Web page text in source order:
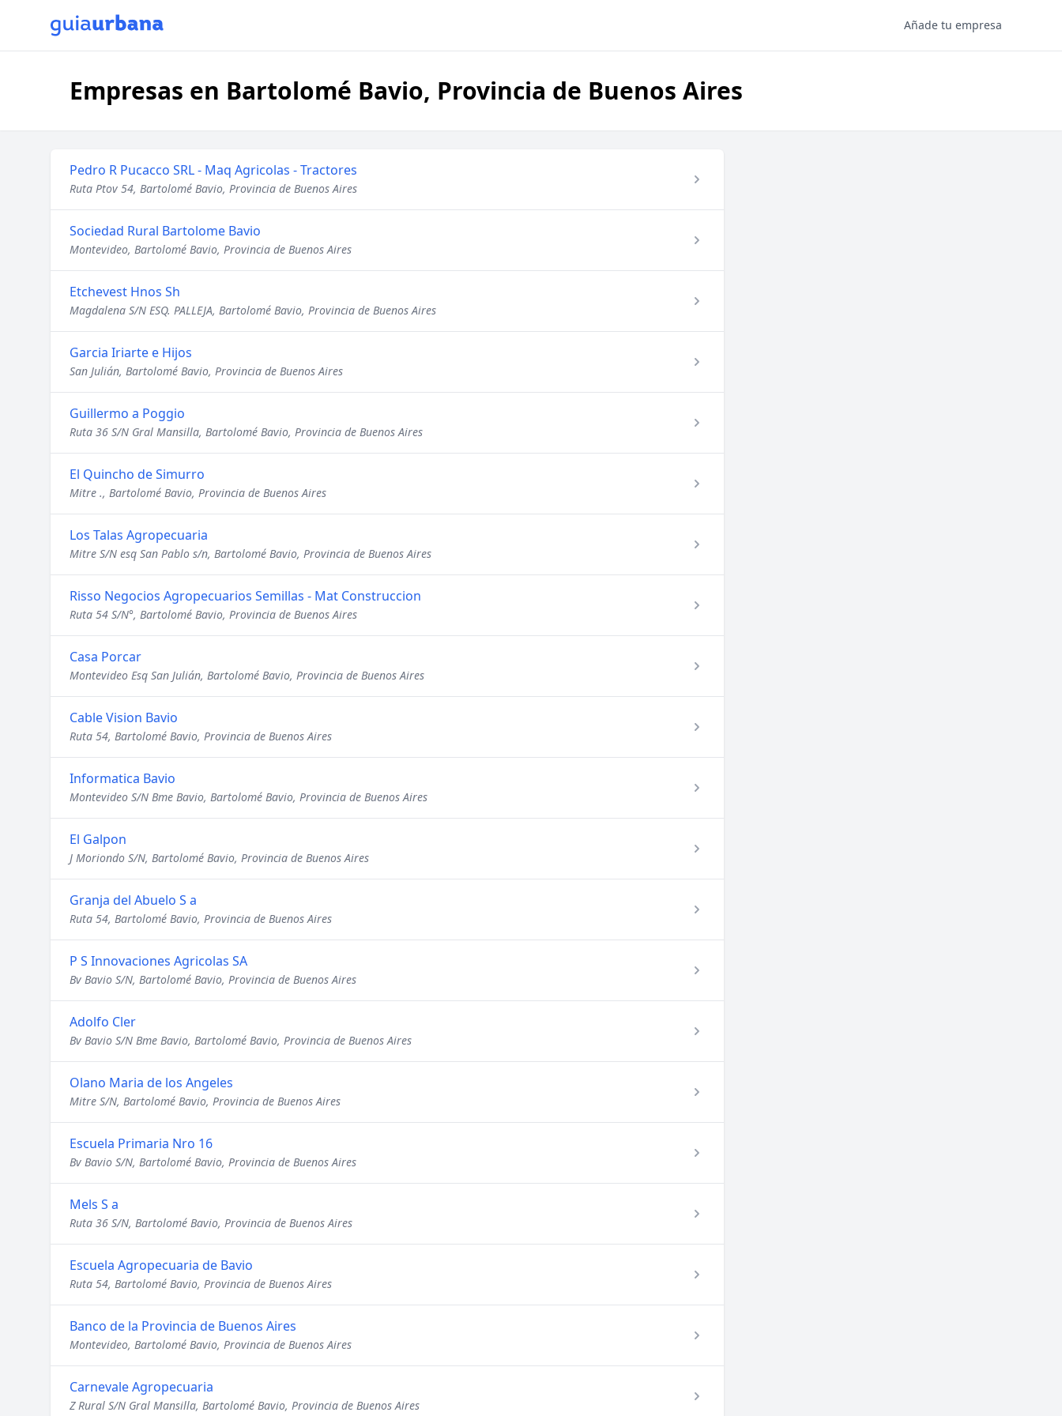
Añade tu empresa
Empresas en Bartolomé Bavio, Provincia de Buenos Aires
Pedro R Pucacco SRL - Maq Agricolas - Tractores
Ruta Ptov 54, Bartolomé Bavio, Provincia de Buenos Aires
Sociedad Rural Bartolome Bavio
Montevideo, Bartolomé Bavio, Provincia de Buenos Aires
Etchevest Hnos Sh
Magdalena S/N ESQ. PALLEJA, Bartolomé Bavio, Provincia de Buenos Aires
Garcia Iriarte e Hijos
San Julián, Bartolomé Bavio, Provincia de Buenos Aires
Guillermo a Poggio
Ruta 36 S/N Gral Mansilla, Bartolomé Bavio, Provincia de Buenos Aires
El Quincho de Simurro
Mitre ., Bartolomé Bavio, Provincia de Buenos Aires
Los Talas Agropecuaria
Mitre S/N esq San Pablo s/n, Bartolomé Bavio, Provincia de Buenos Aires
Risso Negocios Agropecuarios Semillas - Mat Construccion
Ruta 54 S/N°, Bartolomé Bavio, Provincia de Buenos Aires
Casa Porcar
Montevideo Esq San Julián, Bartolomé Bavio, Provincia de Buenos Aires
Cable Vision Bavio
Ruta 54, Bartolomé Bavio, Provincia de Buenos Aires
Informatica Bavio
Montevideo S/N Bme Bavio, Bartolomé Bavio, Provincia de Buenos Aires
El Galpon
J Moriondo S/N, Bartolomé Bavio, Provincia de Buenos Aires
Granja del Abuelo S a
Ruta 54, Bartolomé Bavio, Provincia de Buenos Aires
P S Innovaciones Agricolas SA
Bv Bavio S/N, Bartolomé Bavio, Provincia de Buenos Aires
Adolfo Cler
Bv Bavio S/N Bme Bavio, Bartolomé Bavio, Provincia de Buenos Aires
Olano Maria de los Angeles
Mitre S/N, Bartolomé Bavio, Provincia de Buenos Aires
Escuela Primaria Nro 16
Bv Bavio S/N, Bartolomé Bavio, Provincia de Buenos Aires
Mels S a
Ruta 36 S/N, Bartolomé Bavio, Provincia de Buenos Aires
Escuela Agropecuaria de Bavio
Ruta 54, Bartolomé Bavio, Provincia de Buenos Aires
Banco de la Provincia de Buenos Aires
Montevideo, Bartolomé Bavio, Provincia de Buenos Aires
Carnevale Agropecuaria
Z Rural S/N Gral Mansilla, Bartolomé Bavio, Provincia de Buenos Aires